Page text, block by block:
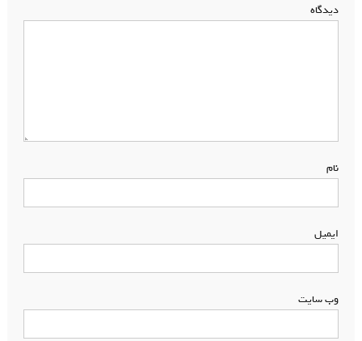
دیدگاه
نام
ایمیل
وب‌ سایت